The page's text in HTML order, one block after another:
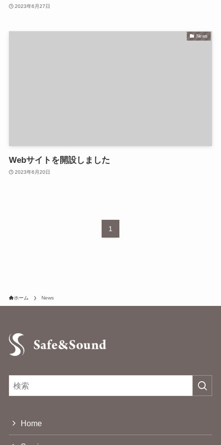
2023年6月27日
News
Webサイトを開設しました
2023年6月20日
1
ホーム News
Home